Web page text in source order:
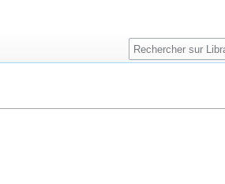
Rechercher